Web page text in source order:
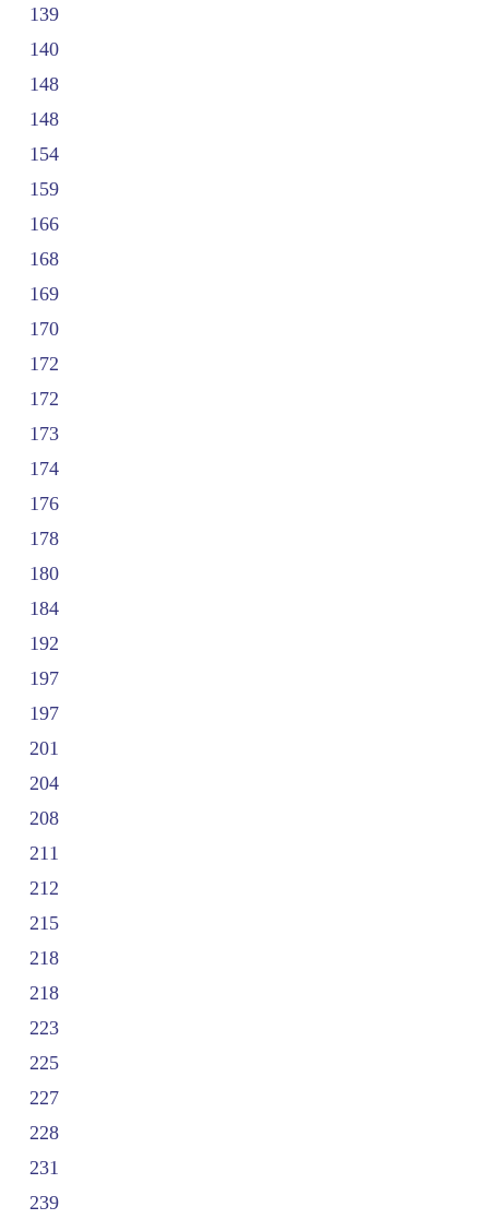
139
140
148
148
154
159
166
168
169
170
172
172
173
174
176
178
180
184
192
197
197
201
204
208
211
212
215
218
218
223
225
227
228
231
239